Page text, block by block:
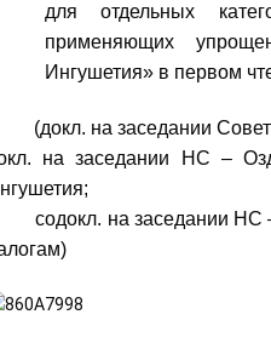
для отдельных
применяющих
Ингушетия» в первом
на заседании Совета
на заседании НС –
на заседании НС –